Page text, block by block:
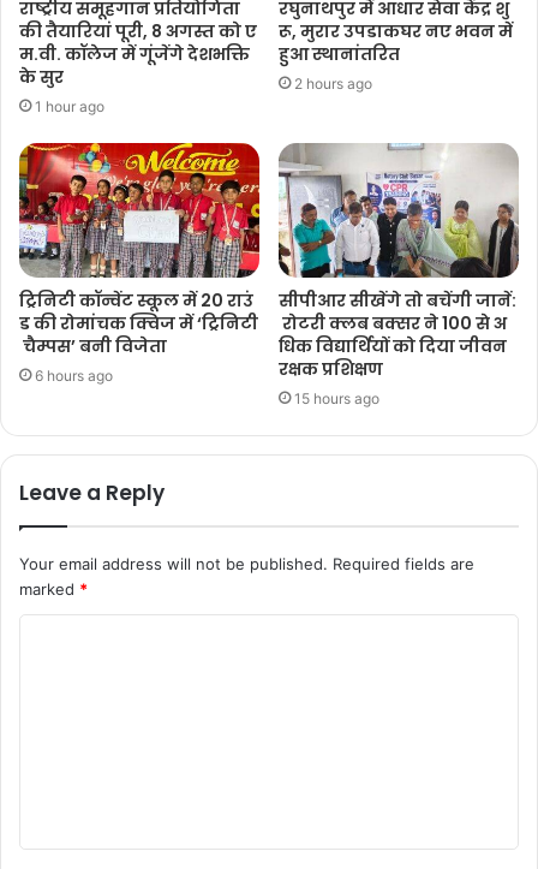
राष्ट्रीय समूहगान प्रतियोगिता
की तैयारियां पूरी, 8 अगस्त को ए
म.वी. कॉलेज में गूंजेंगे देशभक्ति
के सुर
1 hour ago
रघुनाथपुर में आधार सेवा केंद्र शु
रू, मुरार उपडाकघर नए भवन में
हुआ स्थानांतरित
2 hours ago
ट्रिनिटी कॉन्वेंट स्कूल में 20 राउं
ड की रोमांचक क्विज में ‘ट्रिनिटी
चैम्पस’ बनी विजेता
6 hours ago
सीपीआर सीखेंगे तो बचेंगी जानें:
रोटरी क्लब बक्सर ने 100 से अ
धिक विद्यार्थियों को दिया जीवन
रक्षक प्रशिक्षण
15 hours ago
Leave a Reply
Your email address will not be published. Required fields are
marked *